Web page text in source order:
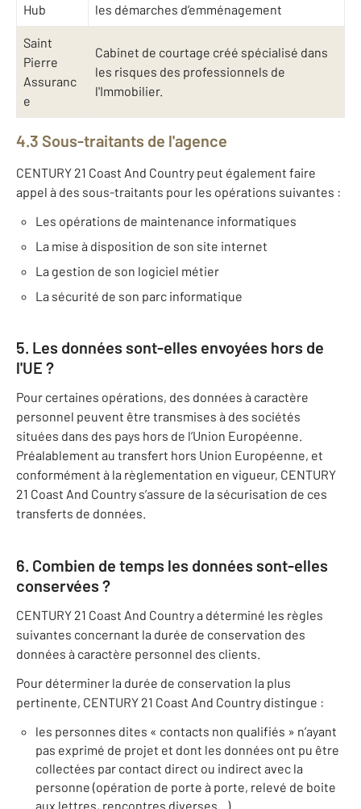
Hub
les démarches d’emménagement
Saint
Pierre
Assuranc
e
Cabinet de courtage créé spécialisé dans
les risques des professionnels de
l'Immobilier.
4.3 Sous-traitants de l'agence
CENTURY 21 Coast And Country peut également faire
appel à des sous-traitants pour les opérations suivantes :
Les opérations de maintenance informatiques
La mise à disposition de son site internet
La gestion de son logiciel métier
La sécurité de son parc informatique
5. Les données sont-elles envoyées hors de
l'UE ?
Pour certaines opérations, des données à caractère
personnel peuvent être transmises à des sociétés
situées dans des pays hors de l’Union Européenne.
Préalablement au transfert hors Union Européenne, et
conformément à la règlementation en vigueur, CENTURY
21 Coast And Country s’assure de la sécurisation de ces
transferts de données.
6. Combien de temps les données sont-elles
conservées ?
CENTURY 21 Coast And Country a déterminé les règles
suivantes concernant la durée de conservation des
données à caractère personnel des clients.
Pour déterminer la durée de conservation la plus
pertinente, CENTURY 21 Coast And Country distingue :
les personnes dites « contacts non qualifiés » n’ayant
pas exprimé de projet et dont les données ont pu être
collectées par contact direct ou indirect avec la
personne (opération de porte à porte, relevé de boite
aux lettres, rencontres diverses...)